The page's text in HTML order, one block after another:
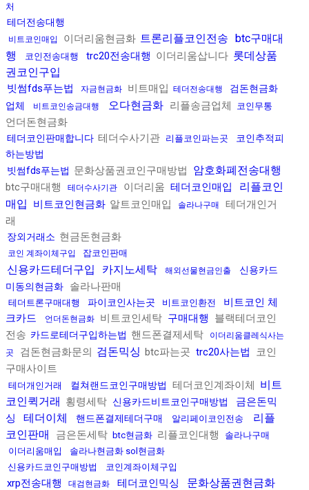
처
테더전송대행
비트코인매입 이더리움현금화 트론리플코인전송 btc구매대
행
코인전송대행 trc20전송대행 이더리움삽니다 롯데상품
권코인구입
빗썸fds푸는법 자금현금화 비트매입 테더전송대행
검돈현금화
업체
비트코인송금대행 오다현금화 리플송금업체 코인무통
언더돈현금화
테더코인판매합니다 테더수사기관 리플코인파는곳
코인추적피
하는방법
빗썸fds푸는법 문화상품권코인구매방법 암호화폐전송대행
btc구매대행 테더수사기관 이더리움 테더코인매입
리플코인
매입
비트코인현금화 알트코인매입 솔라나구매
테더개인거
래
장외거래소 현금돈현금화
코인 계좌이체구입 잡코인판매
신용카드테더구입 카지노세탁 해외선물현금인출
신용카드
미동의현금화
솔라나판매
테더트론구매대행 파이코인사는곳 비트코인환전
비트코인 체
크카드
언더돈현금화 비트코인세탁 구매대행
블랙테더코인
전송 카드로테더구입하는법 핸드폰결제세탁
이더리움클레식사는
곳
검돈현금화문의 검돈믹싱 btc파는곳 trc20사는법
코인
구매사이트
테더개인거래 컬쳐랜드코인구매방법 테더코인계좌이체 비트
코인퀵거래 횡령세탁 신용카드비트코인구매방법
금은돈믹
싱
테더이체 핸드폰결제테더구매 알리페이코인전송
리플
코인판매
금은돈세탁 btc현금화 리플코인대행
솔라나구매
이더리움매입
솔라나현금화 sol현금화
신용카드코인구매방법
코인계좌이체구입
xrp전송대행 대검현금화 테더코인믹싱
문화상품권현금화